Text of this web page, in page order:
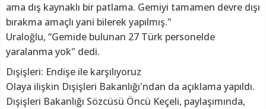
ama dış kaynaklı bir patlama. Gemiyi tamamen devre dışı
bırakma amaçlı yani bilerek yapılmış."
Uraloğlu, “Gemide bulunan 27 Türk personelde
yaralanma yok" dedi.
Dışişleri: Endişe ile karşılıyoruz
Olaya ilişkin Dışişleri Bakanlığı'ndan da açıklama yapıldı.
Dışişleri Bakanlığı Sözcüsü Öncü Keçeli, paylaşımında,